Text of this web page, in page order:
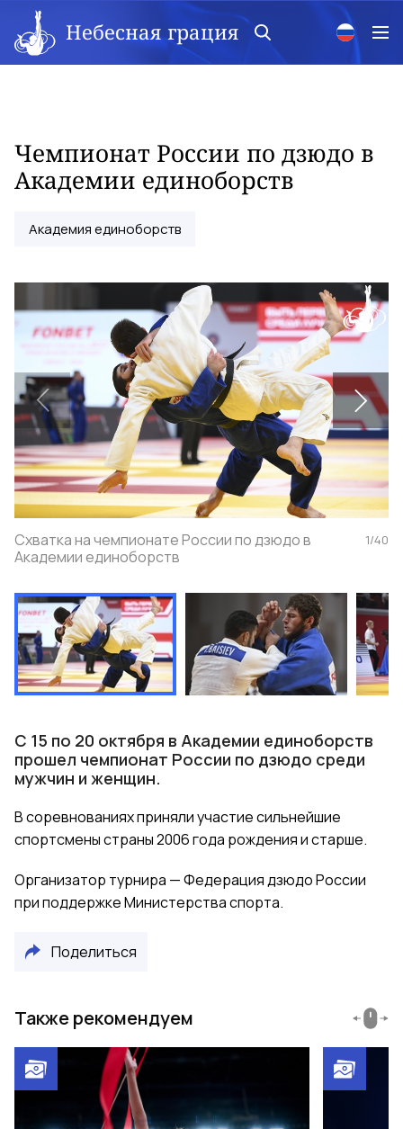
Небесная грация
Чемпионат России по дзюдо в
Академии единоборств
Академия единоборств
Схватка на чемпионате России по дзюдо в
Академии единоборств
1/40
С 15 по 20 октября в Академии единоборств
прошел чемпионат России по дзюдо среди
мужчин и женщин.
В соревнованиях приняли участие сильнейшие
спортсмены страны 2006 года рождения и старше.
Организатор турнира — Федерация дзюдо России
при поддержке Министерства спорта.
Поделиться
Также рекомендуем